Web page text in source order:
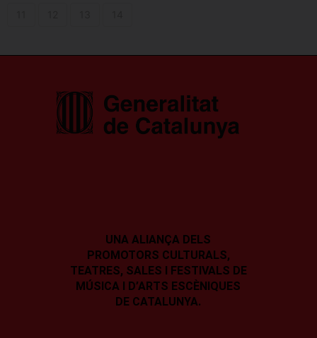
UNA ALIANÇA DELS
PROMOTORS CULTURALS,
TEATRES, SALES I
FESTIVALS DE
MÚSICA I D’ARTS ESCÈNIQUES
DE CATALUNYA.